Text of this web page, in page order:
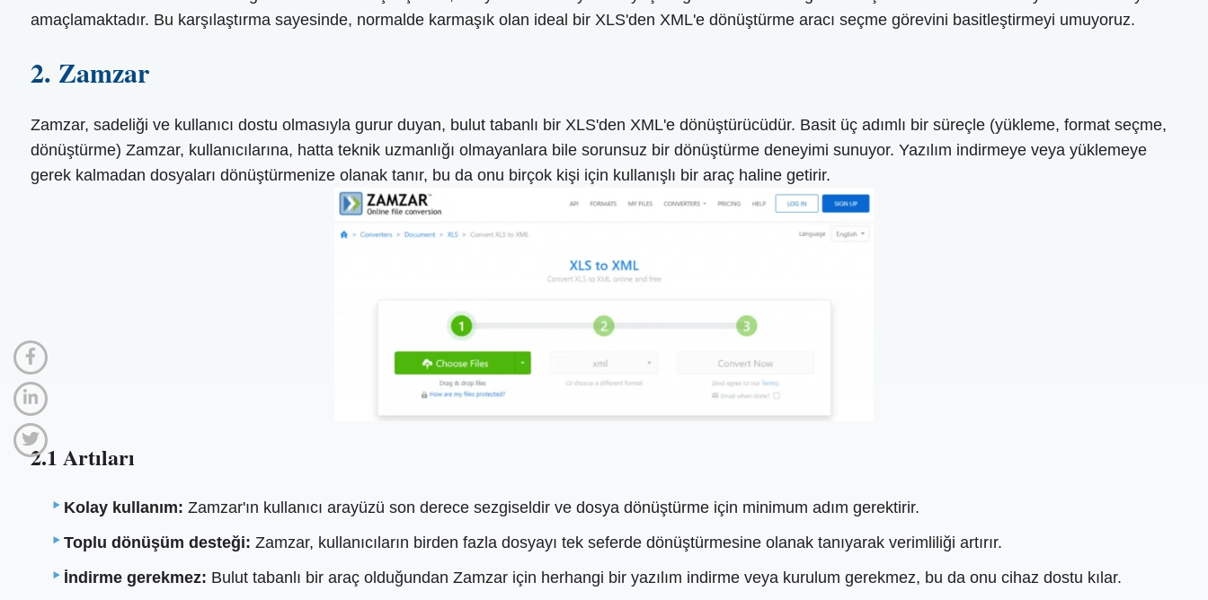
amaçlamaktadır. Bu karşılaştırma sayesinde, normalde karmaşık olan ideal bir XLS'den XML'e dönüştürme aracı seçme görevini basitleştirmeyi umuyoruz.
2. Zamzar
Zamzar, sadeliği ve kullanıcı dostu olmasıyla gurur duyan, bulut tabanlı bir XLS'den XML'e dönüştürücüdür. Basit üç adımlı bir süreçle (yükleme, format seçme,
dönüştürme) Zamzar, kullanıcılarına, hatta teknik uzmanlığı olmayanlara bile sorunsuz bir dönüştürme deneyimi sunuyor. Yazılım indirmeye veya yüklemeye
gerek kalmadan dosyaları dönüştürmenize olanak tanır, bu da onu birçok kişi için kullanışlı bir araç haline getirir.
2.1 Artıları
Kolay kullanım: Zamzar'ın kullanıcı arayüzü son derece sezgiseldir ve dosya dönüştürme için minimum adım gerektirir.
Toplu dönüşüm desteği: Zamzar, kullanıcıların birden fazla dosyayı tek seferde dönüştürmesine olanak tanıyarak verimliliği artırır.
İndirme gerekmez: Bulut tabanlı bir araç olduğundan Zamzar için herhangi bir yazılım indirme veya kurulum gerekmez, bu da onu cihaz dostu kılar.